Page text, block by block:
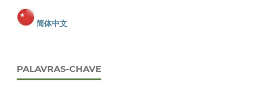
简体中文
PALAVRAS-CHAVE